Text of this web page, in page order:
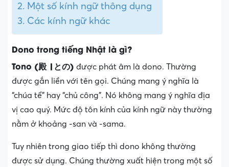
Một số kính ngữ thông dụng
Các kính ngữ khác
Dono trong tiếng Nhật là gì?
Tono (殿 |との) được phát âm là dono. Thường
được gắn liền với tên gọi. Chúng mang ý nghĩa là
“chúa tể” hay “chủ công”. Nó không mang ý nghĩa địa
vị cao quý. Mức độ tôn kính của kính ngữ này thường
nằm ở khoảng -san và -sama.
Tuy nhiên trong giao tiếp thì dono không thường
được sử dụng. Chúng thường xuất hiện trong một số